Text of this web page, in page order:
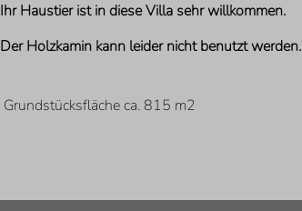
Ihr Haustier ist in diese Villa sehr willkommen.
Der Holzkamin kann leider nicht benutzt werden.
Grundstücksfläche ca. 815 m2